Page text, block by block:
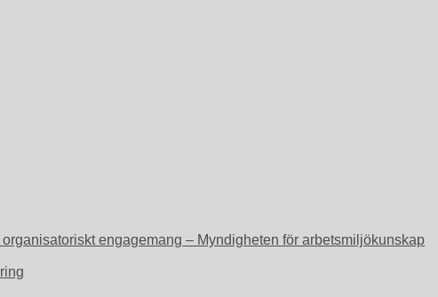
engagemang – Myndigheten för arbetsmiljökunskap